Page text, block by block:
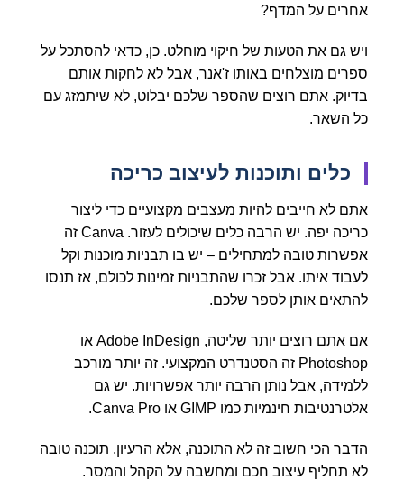
אחרים על המדף?
ויש גם את הטעות של חיקוי מוחלט. כן, כדאי להסתכל על
ספרים מוצלחים באותו ז'אנר, אבל לא לחקות אותם
בדיוק. אתם רוצים שהספר שלכם יבלוט, לא שיתמזג עם
כל השאר.
כלים ותוכנות לעיצוב כריכה
אתם לא חייבים להיות מעצבים מקצועיים כדי ליצור
כריכה יפה. יש הרבה כלים שיכולים לעזור. Canva זה
אפשרות טובה למתחילים – יש בו תבניות מוכנות וקל
לעבוד איתו. אבל זכרו שהתבניות זמינות לכולם, אז תנסו
להתאים אותן לספר שלכם.
אם אתם רוצים יותר שליטה, Adobe InDesign או
Photoshop זה הסטנדרט המקצועי. זה יותר מורכב
ללמידה, אבל נותן הרבה יותר אפשרויות. יש גם
אלטרנטיבות חינמיות כמו GIMP או Canva Pro.
הדבר הכי חשוב זה לא התוכנה, אלא הרעיון. תוכנה טובה
לא תחליף עיצוב חכם ומחשבה על הקהל והמסר.